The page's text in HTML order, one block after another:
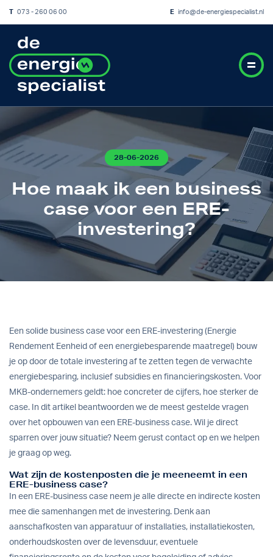
073 - 260 06 00 E info@de-energiespecialist.nl
28-06-2026
Hoe maak ik een business
case voor een ERE-
investering?
Een solide business case voor een ERE-investering (Energie
Rendement Eenheid of een energiebesparende maatregel) bouw
je op door de totale investering af te zetten tegen de verwachte
energiebesparing, inclusief subsidies en financieringskosten. Voor
MKB-ondernemers geldt: hoe concreter de cijfers, hoe sterker de
case. In dit artikel beantwoorden we de meest gestelde vragen
over het opbouwen van een ERE-business case. Wil je direct
sparren over jouw situatie? Neem gerust contact op en we helpen
je graag op weg.
Wat zijn de kostenposten die je meeneemt in een
ERE-business case?
In een ERE-business case neem je alle directe en indirecte kosten
mee die samenhangen met de investering. Denk aan
aanschafkosten van apparatuur of installaties, installatiekosten,
onderhoudskosten over de levensduur, eventuele